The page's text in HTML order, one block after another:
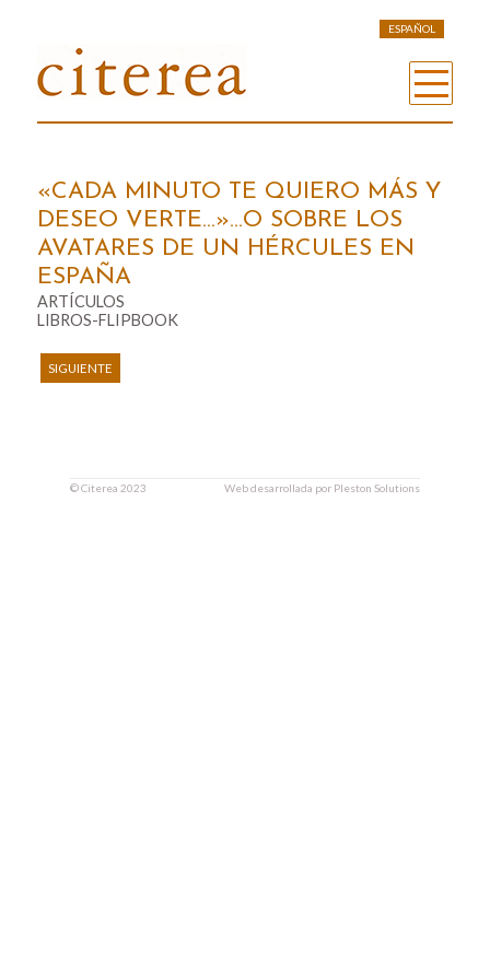
ESPAÑOL
«CADA MINUTO TE QUIERO MÁS Y
DESEO VERTE…»…O SOBRE LOS
AVATARES DE UN HÉRCULES EN
ESPAÑA
ARTÍCULOS
LIBROS-FLIPBOOK
SIGUIENTE
©Citerea 2023 Web desarrollada por Pleston Solutions